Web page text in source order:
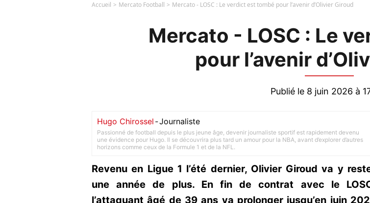
Accueil Mercato Football Mercato - LOSC : Le verdict est tombé pour l’avenir d’Olivier Giroud
Mercato - LOSC : Le
pour l’avenir
Publié le 8 juin 2026 à
Hugo Chirossel -Journaliste
Passionné de football depuis le plus jeune âge, devenir journaliste sportif est rapidement devenu
une évidence pour Hugo. Il se découvrira plus tard un amour pour la NBA, avant d’explorer d’autres
horizons comme ceux de la Formule 1 et de la NFL.
Revenu en Ligue 1 l’été dernier, Olivier Giroud va y
une année de plus. En fin de contrat avec le
l’attaquant âgé de 39 ans va prolonger jusqu’en juin